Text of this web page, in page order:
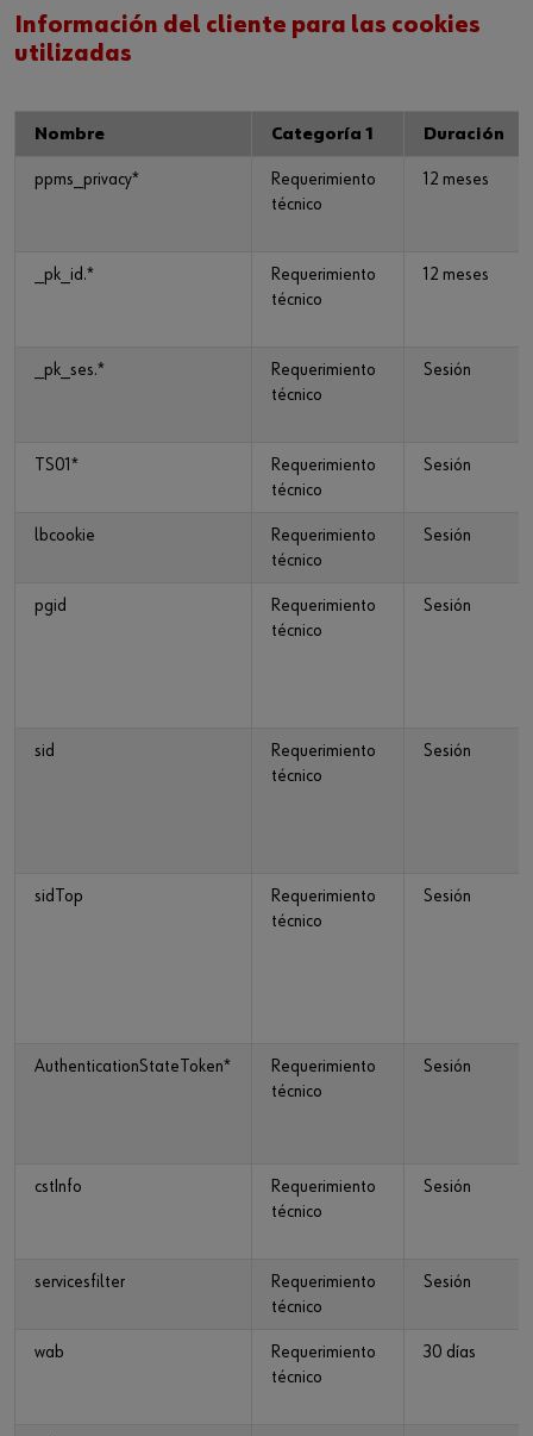
Información del cliente para las cookies
utilizadas
Nombre Categoría 1 Duración
ppms_privacy*
Requerimiento
técnico
12 meses
_pk_id.*
Requerimiento
técnico
12 meses
_pk_ses.*
Requerimiento
técnico
Sesión
TS01*
Requerimiento
técnico
Sesión
lbcookie
Requerimiento
técnico
Sesión
pgid
Requerimiento
técnico
Sesión
sid
Requerimiento
técnico
Sesión
sidTop
Requerimiento
técnico
Sesión
AuthenticationStateToken*
Requerimiento
técnico
Sesión
cstInfo
Requerimiento
técnico
Sesión
servicesfilter
Requerimiento
técnico
Sesión
wab
Requerimiento
técnico
30 días